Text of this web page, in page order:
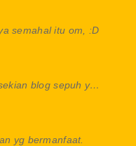
semahal itu om, :D
blog sepuh y…
yg bermanfaat.